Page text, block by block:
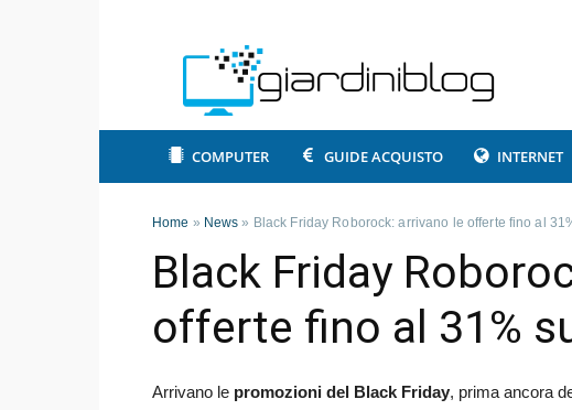
COMPUTER GUIDE ACQUISTO INTERNET
Home » News » Black Friday Roborock: arrivano le offerte fino al
Black Friday
offerte fino al 31%
Arrivano le promozioni del Black Friday, prima ancora